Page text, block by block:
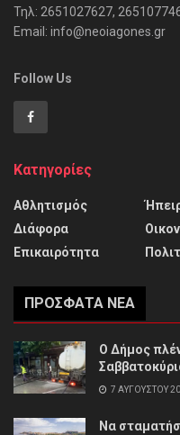
Τηλ: 2651027627,
Email: info@neoiagones.gr
Follow Us
Κατηγορίες
Αθλητισμός
Διάφορα
Επικαιρότητα
ΠΡΌΣΦΑΤΑ ΝΈΑ
Ο Δήμος
7 ΑΥΓΟΎΣΤΟΥ
Να